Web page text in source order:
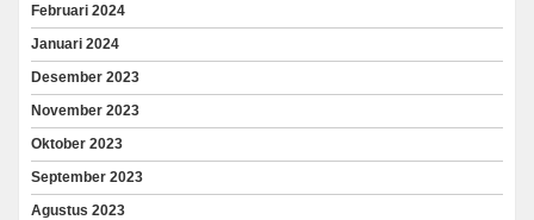
Februari 2024
Januari 2024
Desember 2023
November 2023
Oktober 2023
September 2023
Agustus 2023